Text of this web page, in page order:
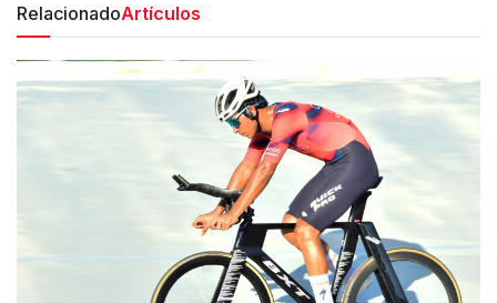
RelacionadoArtículos